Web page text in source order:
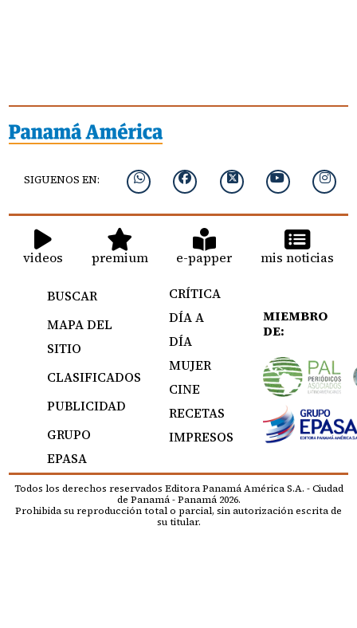
SIGUENOS EN:
videos premium e-papper mis noticias
BUSCAR
MAPA DEL
SITIO
CLASIFICADOS
PUBLICIDAD
GRUPO
EPASA
CRÍTICA
DÍA A
DÍA
MUJER
CINE
RECETAS
IMPRESOS
MIEMBRO
DE:
Todos los derechos reservados Editora Panamá América S.A. - Ciudad
de Panamá - Panamá 2026.
Prohibida su reproducción total o parcial, sin autorización escrita de
su titular.